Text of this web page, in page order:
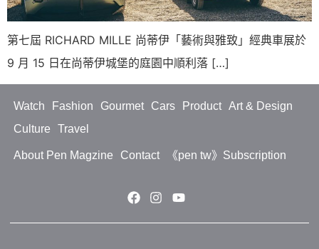
第七屆 RICHARD MILLE 尚蒂伊「藝術與雅致」經典車展於
9 月 15 日在尚蒂伊城堡的庭園中順利落 […]
Watch Fashion Gourmet Cars Product
Art & Design
Culture
Travel
About Pen Magzine Contact 《pen tw》Subscription